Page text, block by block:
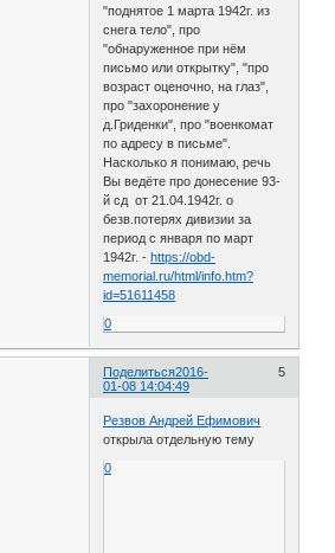
"поднятое 1 марта 1942г. из
снега тело", про
"обнаруженное при нём
письмо или открытку", "про
возраст оценочно, на глаз",
про "захоронение у
д.Гриденки", про "военкомат
по адресу в письме".
Насколько я понимаю, речь
Вы ведёте про донесение 93-
й сд от 21.04.1942г. о
безв.потерях дивизии за
период с января по март
1942г. -https://obd-
memorial.ru/html/info.htm?
id=51611458
0
Поделиться 5
2016-
01-08 14:04:49
Резвов Андрей Ефимович
открыла отдельную тему
0